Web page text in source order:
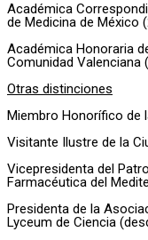
Académica
de Medicina de México
Académica Honoraria
Comunidad Valenciana
Otras distinciones
Miembro Honorífico de
Visitante Ilustre de la
Vicepresidenta del
Farmacéutica del
Presidenta de la
Lyceum de Ciencia